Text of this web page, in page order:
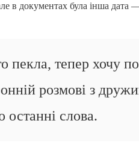
в документах була інша дата
пекла, тепер хочу
розмові з
слова.